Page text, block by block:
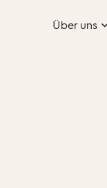
Über uns